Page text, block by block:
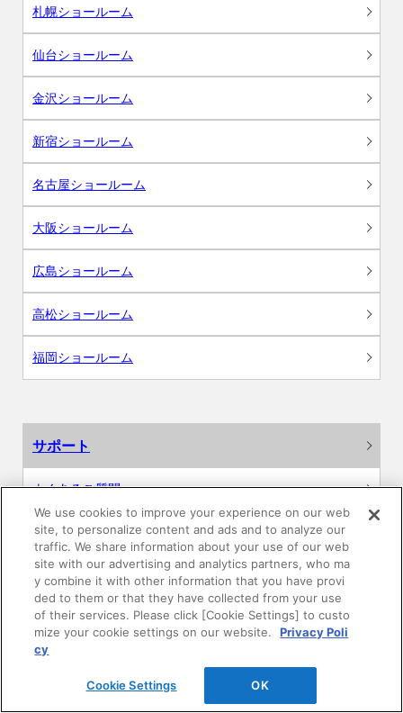
札幌ショールーム
仙台ショールーム
金沢ショールーム
新宿ショールーム
名古屋ショールーム
大阪ショールーム
広島ショールーム
高松ショールーム
福岡ショールーム
サポート
よくあるご質問
カタログ閲覧・資料請求
各種データダウンロード
WEB見積・各種シミュレーション
交換用部品の購入
We use cookies to improve your experience on our web
site, to personalize content and ads and to analyze our
traffic. We share information about your use of our web
site with our advertising and analytics partners, who ma
y combine it with other information that you have provi
ded to them or that they have collected from your use
of their services. Please click [Cookie Settings] to custo
mize your cookie settings on our website.
Privacy Poli
cy
Cookie Settings OK